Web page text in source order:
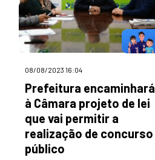
08/08/2023 16:04
Prefeitura encaminhará
à Câmara projeto de lei
que vai permitir a
realização de concurso
público